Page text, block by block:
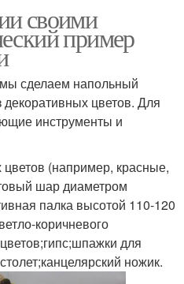
своими
пример
сделаем напольный
цветов. Для
инструменты и
(например, красные,
шар диаметром
палка высотой 110-120
коричневого
для
ножик.